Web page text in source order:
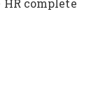
complete